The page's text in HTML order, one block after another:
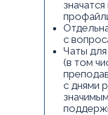
с
Чаты
(в том
с днями